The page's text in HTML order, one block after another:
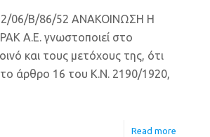
06/Β/86/52 ΑΝΑΚΟΙΝΩΣΗ Η
Α.Ε. γνωστοποιεί στο
και τους μετόχους της, ότι
άρθρο 16 του Κ.Ν. 2190/1920,
Read more